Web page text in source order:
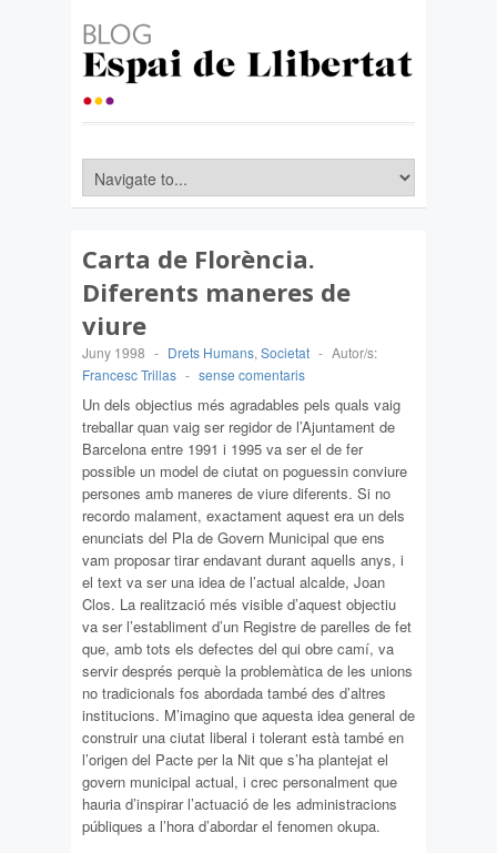
Carta de Florència.
Diferents maneres de
viure
Juny 1998 - Drets Humans, Societat - Autor/s:
Francesc Trillas - sense comentaris
Un dels objectius més agradables pels quals vaig
treballar quan vaig ser regidor de l’Ajuntament de
Barcelona entre 1991 i 1995 va ser el de fer
possible un model de ciutat on poguessin conviure
persones amb maneres de viure diferents. Si no
recordo malament, exactament aquest era un dels
enunciats del Pla de Govern Municipal que ens
vam proposar tirar endavant durant aquells anys, i
el text va ser una idea de l’actual alcalde, Joan
Clos. La realització més visible d’aquest objectiu
va ser l’establiment d’un Registre de parelles de fet
que, amb tots els defectes del qui obre camí, va
servir després perquè la problemàtica de les unions
no tradicionals fos abordada també des d’altres
institucions. M’imagino que aquesta idea general de
construir una ciutat liberal i tolerant està també en
l’origen del Pacte per la Nit que s’ha plantejat el
govern municipal actual, i crec personalment que
hauria d’inspirar l’actuació de les administracions
públiques a l’hora d’abordar el fenomen okupa.